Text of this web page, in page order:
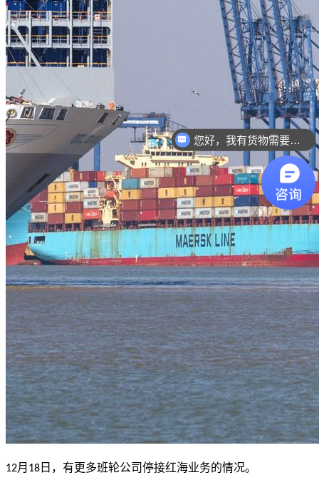
12月 18 日，有更多班轮公司停接红海业务的情况。
您好，我有货物需要你们的产品。